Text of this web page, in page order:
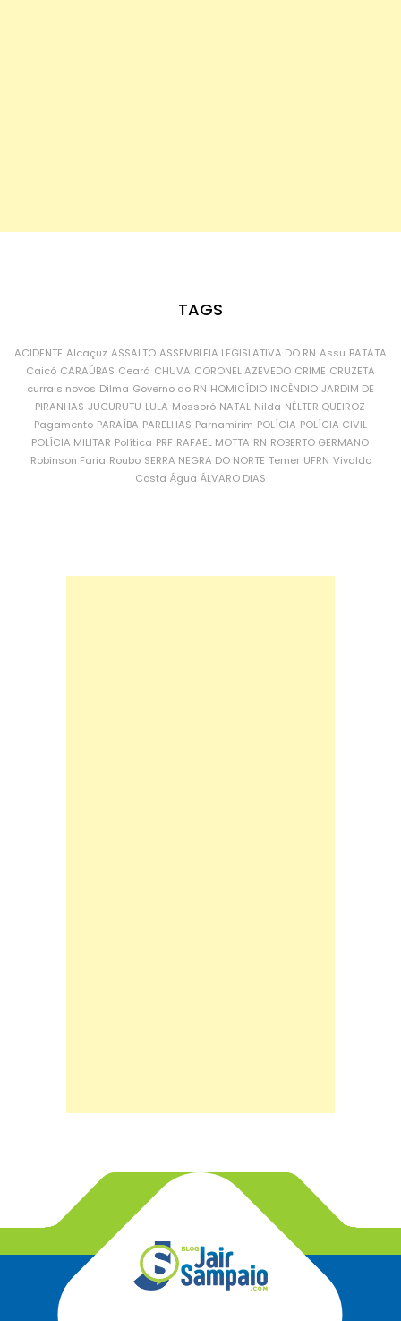
TAGS
ACIDENTE Alcaçuz ASSALTO ASSEMBLEIA LEGISLATIVA DO RN Assu BATATA
Caicó CARAÚBAS Ceará CHUVA CORONEL AZEVEDO CRIME CRUZETA
currais novos Dilma Governo do RN HOMICÍDIO INCÊNDIO JARDIM DE
PIRANHAS JUCURUTU LULA Mossoró NATAL Nilda NÉLTER QUEIROZ
Pagamento PARAÍBA PARELHAS Parnamirim POLÍCIA POLÍCIA CIVIL
POLÍCIA MILITAR Política PRF RAFAEL MOTTA RN ROBERTO GERMANO
Robinson Faria Roubo SERRA NEGRA DO NORTE Temer UFRN Vivaldo
Costa Água ÁLVARO DIAS